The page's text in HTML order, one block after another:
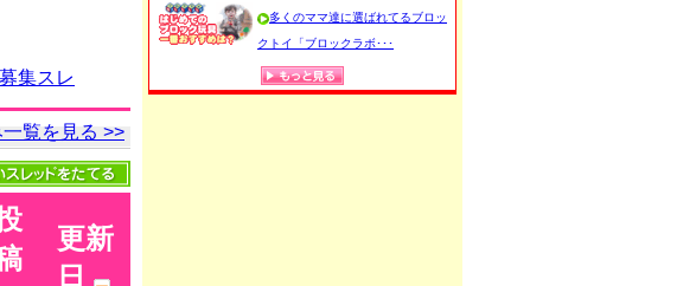
集スレ
覧を見る >>
更新
日
多くのママ達に選ばれてるブロッ
クトイ「ブロックラボ･･･